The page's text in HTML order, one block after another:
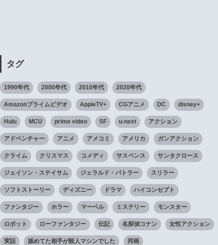
タグ
1990年代 2000年代 2010年代 2020年代
Amazonプライムビデオ AppleTV+ CGアニメ DC disney+
Hulu MCU prime video SF u-next アクション
アドベンチャー アニメ アメコミ アメリカ ガンアクション
クライム クリスマス コメディ サスペンス サンタクロース
ジェイソン・ステイサム ジェラルド・バトラー スリラー
ソフトストーリー ディズニー ドラマ ハイコンセプト
ファンタジー ホラー マーベル ミステリー モンスター
ロボット ローファンタジー 伝記 名探偵コナン 女性アクション
実話 舐めてた相手が殺人マシンでした 邦画